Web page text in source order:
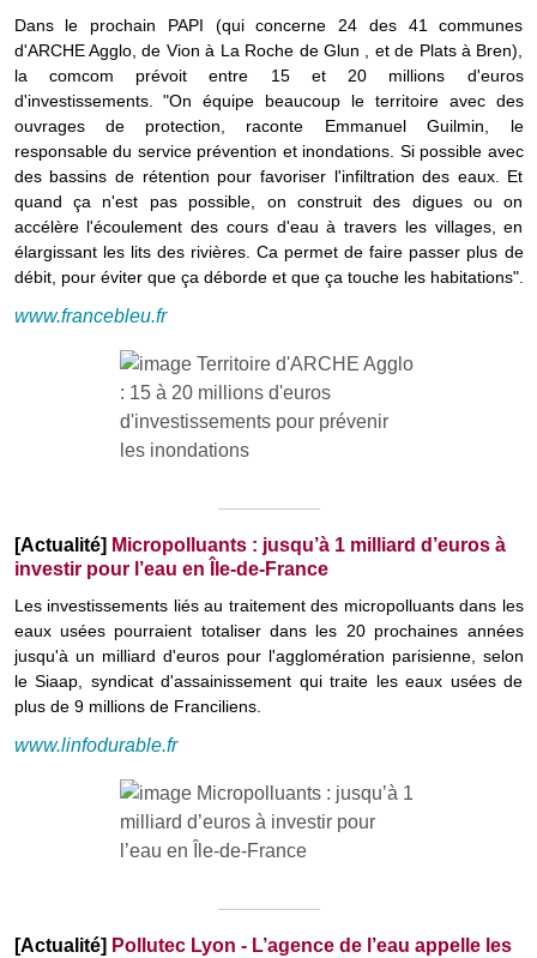
Dans le prochain PAPI (qui concerne 24 des 41 communes
d'ARCHE Agglo, de Vion à La Roche de Glun , et de Plats à Bren),
la comcom prévoit entre 15 et 20 millions d'euros
d'investissements. "On équipe beaucoup le territoire avec des
ouvrages de protection, raconte Emmanuel Guilmin, le
responsable du service prévention et inondations. Si possible avec
des bassins de rétention pour favoriser l'infiltration des eaux. Et
quand ça n'est pas possible, on construit des digues ou on
accélère l'écoulement des cours d'eau à travers les villages, en
élargissant les lits des rivières. Ca permet de faire passer plus de
débit, pour éviter que ça déborde et que ça touche les habitations".
www.francebleu.fr
[Actualité] Micropolluants : jusqu’à 1 milliard d’euros à
investir pour l’eau en Île-de-France
Les investissements liés au traitement des micropolluants dans les
eaux usées pourraient totaliser dans les 20 prochaines années
jusqu'à un milliard d'euros pour l'agglomération parisienne, selon
le Siaap, syndicat d'assainissement qui traite les eaux usées de
plus de 9 millions de Franciliens.
www.linfodurable.fr
[Actualité] Pollutec Lyon - L’agence de l’eau appelle les